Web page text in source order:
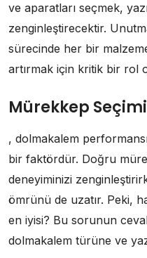
ve aparatları seçmek,
zenginleştirecektir.
sürecinde her bir
artırmak için kritik bir rol
Mürekkep Seçimi
, dolmakalem
bir faktördür. Doğru
deneyiminizi
ömrünü de uzatır. Peki,
en iyisi? Bu sorunun
dolmakalem türüne ve